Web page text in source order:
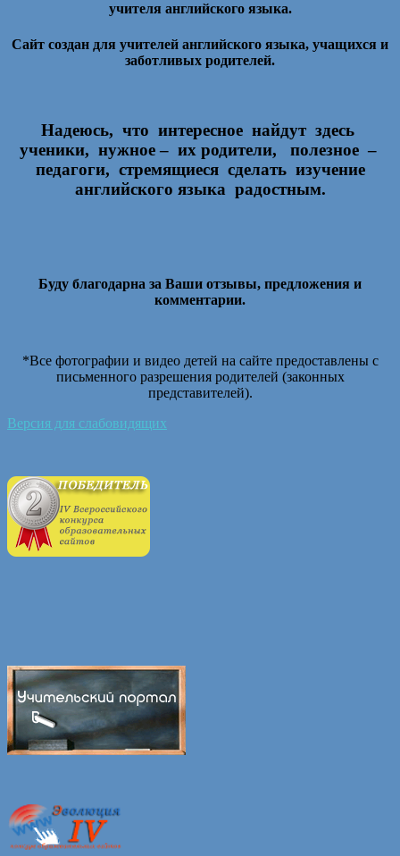
учителя английского языка.
Сайт создан для учителей английского языка, учащихся и
заботливых родителей.
Надеюсь, что интересное найдут здесь
ученики, нужное – их родители, полезное –
педагоги, стремящиеся сделать изучение
английского языка радостным.
Буду благодарна за Ваши отзывы, предложения и
комментарии.
*Все фотографии и видео детей на сайте предоставлены с
письменного разрешения родителей (законных
представителей).
Версия для слабовидящих